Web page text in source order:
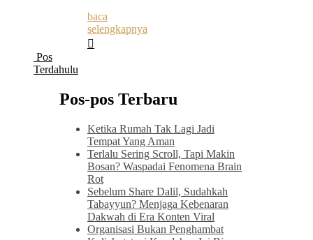
baca
selengkapnya
Pos
Terdahulu
Pos-pos Terbaru
Ketika Rumah Tak Lagi Jadi
Tempat Yang Aman
Terlalu Sering Scroll, Tapi Makin
Bosan? Waspadai Fenomena Brain
Rot
Sebelum Share Dalil, Sudahkah
Tabayyun? Menjaga Kebenaran
Dakwah di Era Konten Viral
Organisasi Bukan Penghambat